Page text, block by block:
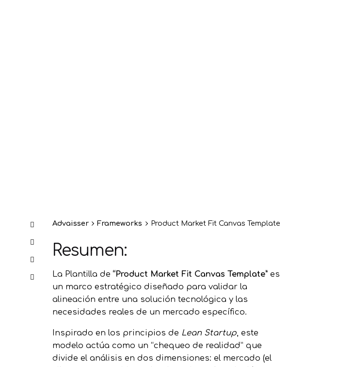
Explora
Soluciones
Sobre
Advaisser Frameworks Product Market Fit Canvas Template
Resumen:
La Plantilla de “Product Market Fit Canvas Template”es
un marco estratégico diseñado para validar la
alineación entre una solución tecnológica y las
necesidades reales de un mercado específico.
Inspirado en los principios de Lean Startup, este
modelo actúa como un “chequeo de realidad” que
divide el análisis en dos dimensiones: el mercado (el